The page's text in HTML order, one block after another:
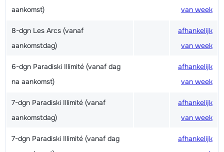
aankomst)
van week
8-dgn Les Arcs (vanaf
aankomstdag)
afhankelijk
van week
6-dgn Paradiski Illimité (vanaf dag
na aankomst)
afhankelijk
van week
7-dgn Paradiski Illimité (vanaf
aankomstdag)
afhankelijk
van week
7-dgn Paradiski Illimité (vanaf dag
afhankelijk